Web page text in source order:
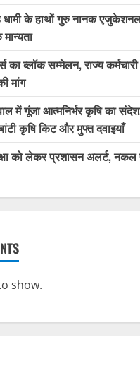
धामी के हाथों गुरु नानक
का ब्लॉक सम्मेलन, राज्य
मांग
में गूंजा आत्मनिर्भर कृषि का
कृषि किट और मुफ्त दवाइयाँ
को लेकर प्रशासन अलर्ट, नकल
show.